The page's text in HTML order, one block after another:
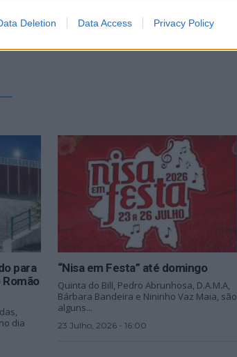
Deletion Data Access Privacy Policy
para
Romão
dia
“Nisa em Festa” até domingo
Quinta do Bill, Pedro Abrunhosa, D.A.M.A,
Bárbara Bandeira e Nininho Vaz Maia, são
alguns...
23 Julho, 2026 - 16:00